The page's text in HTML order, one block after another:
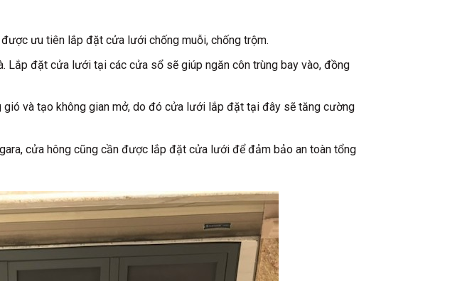
ưu tiên lắp đặt cửa lưới chống muỗi, chống trộm.
Lắp đặt cửa lưới tại các cửa sổ sẽ giúp ngăn côn trùng bay vào, đồng
và tạo không gian mở, do đó cửa lưới lắp đặt tại đây sẽ tăng cường
cửa hông cũng cần được lắp đặt cửa lưới để đảm bảo an toàn tổng